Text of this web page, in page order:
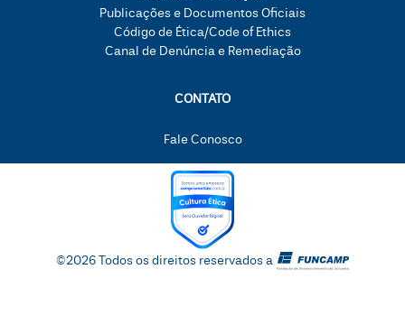
Publicações e Documentos Oficiais
Código de Ética/Code of Ethics
Canal de Denúncia e Remediação
CONTATO
Fale Conosco
©2026 Todos os direitos reservados a